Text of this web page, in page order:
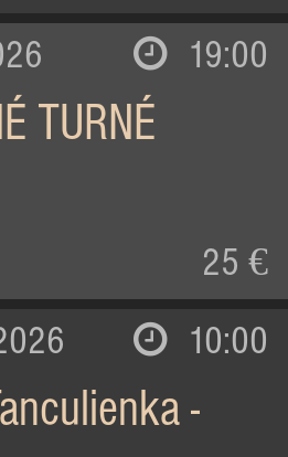
19:00
TURNÉ
25 €
10:00
-